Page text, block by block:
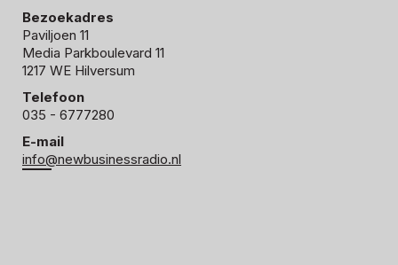
Bezoekadres
Paviljoen 11
Media Parkboulevard 11
1217 WE Hilversum
Telefoon
035 - 6777280
E-mail
info@newbusinessradio.nl